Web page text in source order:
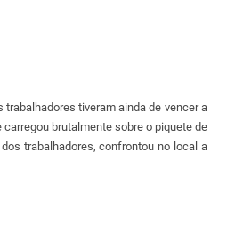
trabalhadores tiveram ainda de vencer a
brutalmente sobre o piquete de
trabalhadores, confrontou no local a